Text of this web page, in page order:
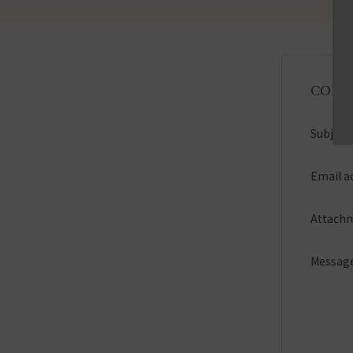
Subject
Email